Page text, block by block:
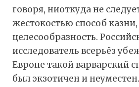
говоря, ниоткуда не
жестокостью способ казни,
целесообразность.
исследователь всерьёз
Европе такой варварский
был экзотичен и